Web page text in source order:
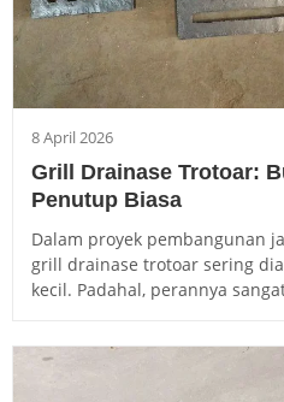
8 April 2026
Grill Drainase Trotoar:
Penutup Biasa
Dalam proyek pembangunan
grill drainase trotoar sering
kecil. Padahal, perannya